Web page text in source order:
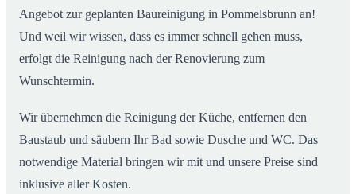
Angebot zur geplanten Baureinigung in Pommelsbrunn an!
Und weil wir wissen, dass es immer schnell gehen muss,
erfolgt die Reinigung nach der Renovierung zum
Wunschtermin.
Wir übernehmen die Reinigung der Küche, entfernen den
Baustaub und säubern Ihr Bad sowie Dusche und WC. Das
notwendige Material bringen wir mit und unsere Preise sind
inklusive aller Kosten.